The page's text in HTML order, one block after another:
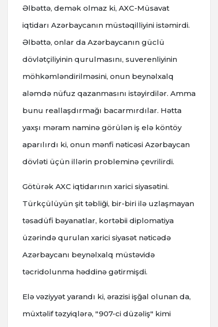
Əlbəttə, demək olmaz ki, AXC-Müsavat
iqtidarı Azərbaycanın müstəqilliyini istəmirdi.
Əlbəttə, onlar da Azərbaycanın güclü
dövlətçiliyinin qurulmasını, suverenliyinin
möhkəmləndirilməsini, onun beynəlxalq
aləmdə nüfuz qazanmasını istəyirdilər. Amma
bunu reallaşdırmağı bacarmırdılar. Hətta
yaxşı məram naminə görülən iş elə köntöy
aparılırdı ki, onun mənfi nəticəsi Azərbaycan
dövləti üçün illərin probleminə çevrilirdi.
Götürək AXC iqtidarının xarici siyasətini.
Türkçülüyün şit təbliği, bir-biri ilə uzlaşmayan
təsadüfi bəyanatlar, kortəbii diplomatiya
üzərində qurulan xarici siyasət nəticədə
Azərbaycanı beynəlxalq müstəvidə
təcridolunma həddinə gətirmişdi.
Elə vəziyyət yarandı ki, ərazisi işğal olunan da,
müxtəlif təzyiqlərə, "907-ci düzəliş" kimi